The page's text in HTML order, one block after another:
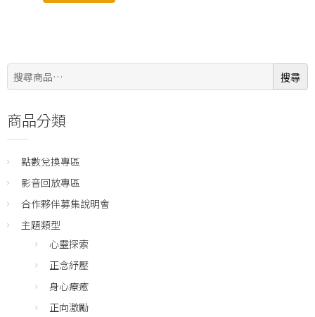
搜
尋:
搜尋
商品分類
點數兌換專區
影音回放專區
合作夥伴募集說明會
主題類型
心靈探索
正念紓壓
身心療癒
正向激勵